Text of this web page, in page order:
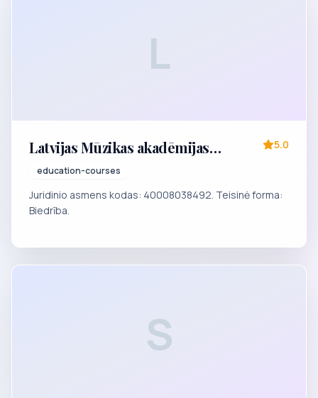
L
Latvijas Mūzikas akadēmijas
operstudija "Figaro"
education-courses
5.0
Juridinio asmens kodas: 40008038492. Teisinė forma:
Biedrība.
S